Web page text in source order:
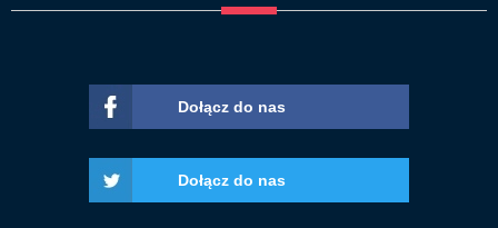
Dołącz do nas
Dołącz do nas